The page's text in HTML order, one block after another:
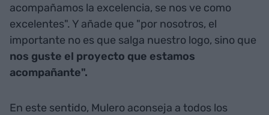
acompañamos la excelencia, se nos ve como
excelentes". Y añade que "por nosotros, el
importante no es que salga nuestro logo, sino que
nos guste el proyecto que estamos
acompañante".
En este sentido, Mulero aconseja a todos los